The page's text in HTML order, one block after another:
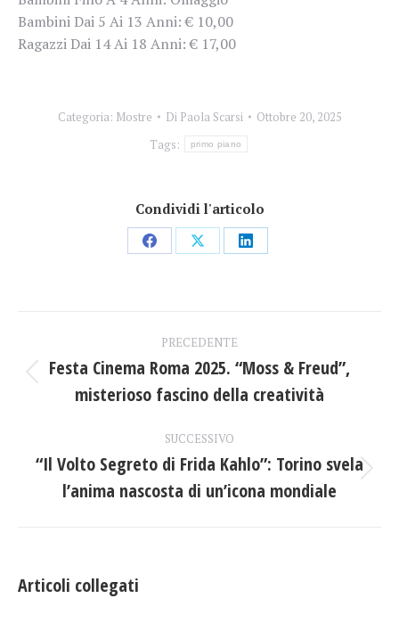
Bambini Dai 5 Ai 13 Anni: € 10,00
Ragazzi Dai 14 Ai 18 Anni: € 17,00
Categoria: Mostre Di Paola Scarsi
Ottobre 20, 2025
Tags:
primo piano
Condividi l'articolo
CondividiCondividiCondividi
tra
post
PRECEDENTE
Post
precedente:
Festa Cinema Roma 2025. “Moss & Freud”,
misterioso fascino della creatività
SUCCESSIVO
Prossimo
post:
“Il Volto Segreto di Frida Kahlo”: Torino svela
l’anima nascosta di un’icona mondiale
Articoli collegati